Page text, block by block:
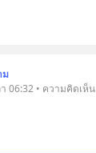
ม
06:32 • ความคิดเห็น